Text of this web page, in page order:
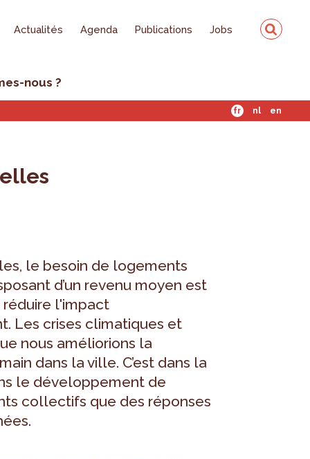
Actualités Agenda Publications Jobs
nous ?
fr nl en
le besoin de logements
d’un revenu moyen est
l'impact
Les crises climatiques et
nous améliorions la
dans la ville. C’est dans la
le développement de
collectifs que des réponses